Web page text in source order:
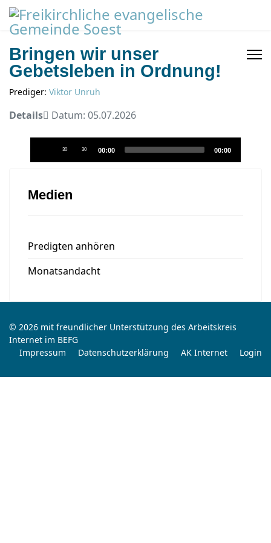
Bringen wir unser
Gebetsleben in Ordnung!
Prediger: Viktor Unruh
Details Datum: 05.07.2026
Player
30 30 00:00 00:00
Medien
Predigten anhören
Monatsandacht
© 2026 mit freundlicher Unterstützung des Arbeitskreis
Internet im BEFG
Impressum
Datenschutzerklärung AK Internet Login